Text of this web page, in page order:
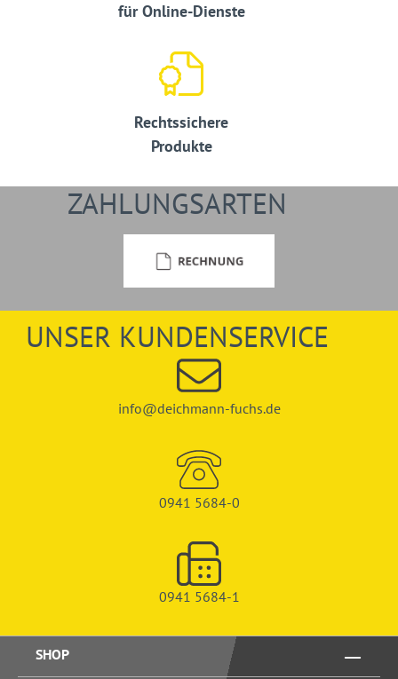
für Online-Dienste
Rechtssichere
Produkte
ZAHLUNGSARTEN
UNSER KUNDENSERVICE
info@deichmann-fuchs.de
0941 5684-0
0941 5684-1
SHOP